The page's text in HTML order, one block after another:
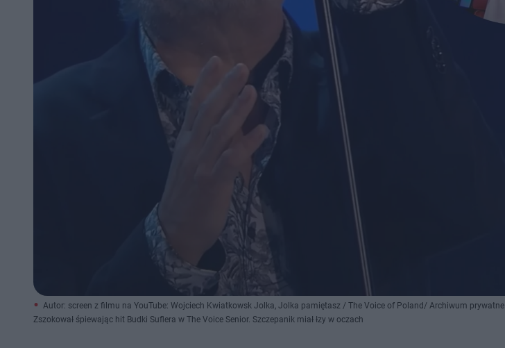
Autor: screen z filmu na YouTube: Wojciech Kwiatkowsk Jolka, Jolka pamiętasz / The Voice of Poland/ Archiwum prywatne
Zszokował śpiewając hit Budki Suflera w The Voice Senior. Szczepanik miał łzy w oczach